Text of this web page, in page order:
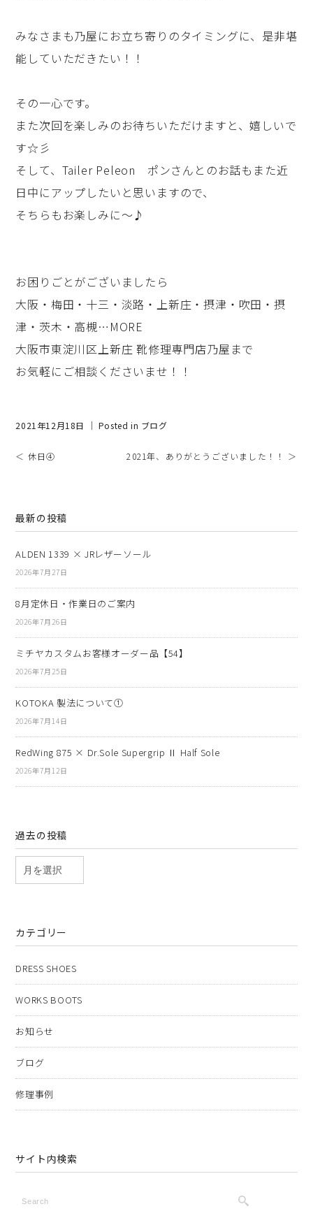
みなさまも乃屋にお立ち寄りのタイミングに、是非堪
能していただきたい！！
その一心です。
また次回を楽しみのお待ちいただけますと、嬉しいで
す☆彡
そして、Tailer Peleon ポンさんとのお話もまた近
日中にアップしたいと思いますので、
そちらもお楽しみに～♪
お困りごとがございましたら
大阪・梅田・十三・淡路・上新庄・摂津・吹田・摂
津・茨木・高槻…MORE
大阪市東淀川区上新庄 靴修理専門店乃屋まで
お気軽にご相談くださいませ！！
2021年12月18日 ｜ Posted in ブログ
＜ 休日④ 2021年、ありがとうございました！！ ＞
最新の投稿
ALDEN 1339 × JRレザーソール
2026年7月27日
8月定休日・作業日のご案内
2026年7月26日
ミチヤカスタムお客様オーダー品【54】
2026年7月25日
KOTOKA 製法について①
2026年7月14日
RedWing 875 × Dr.Sole Supergrip Ⅱ Half Sole
2026年7月12日
過去の投稿
カテゴリー
DRESS SHOES
WORKS BOOTS
お知らせ
ブログ
修理事例
サイト内検索